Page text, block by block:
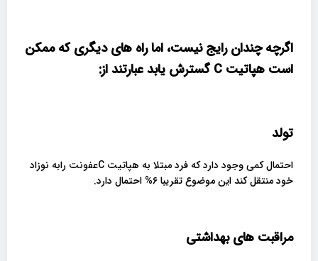
اگرچه چندان رایج نیست، اما راه های دیگری که ممکن
است هپاتیت
گسترش یابد عبارتند از:
تولد
احتمال کمی وجود دارد که فرد مبتلا به هپاتیت Cعفونت رابه نوزاد
خود منتقل کند این موضوع تقریبا 6% احتمال دارد.
مراقبت های بهداشتی